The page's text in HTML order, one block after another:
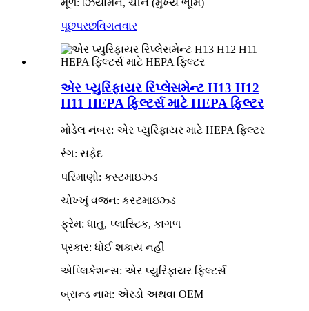
પૂછપરછવિગતવાર
એર પ્યુરિફાયર રિપ્લેસમેન્ટ H13 H12
H11 HEPA ફિલ્ટર્સ માટે HEPA ફિલ્ટર
મોડેલ નંબર: એર પ્યુરિફાયર માટે HEPA ફિલ્ટર
રંગ: સફેદ
પરિમાણો: કસ્ટમાઇઝ્ડ
ચોખ્ખું વજન: કસ્ટમાઇઝ્ડ
ફ્રેમ: ધાતુ, પ્લાસ્ટિક, કાગળ
પ્રકાર: ધોઈ શકાય નહીં
એપ્લિકેશન્સ: એર પ્યુરિફાયર ફિલ્ટર્સ
બ્રાન્ડ નામ: એરડો અથવા OEM